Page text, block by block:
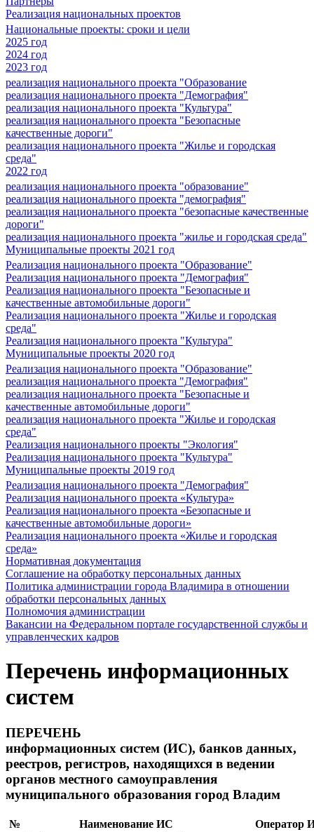
Реализация национальных проектов
Национальные проекты: сроки и цели
2025 год
2024 год
2023 год
реализация национального проекта "Образование
реализация национального проекта "Демография"
реализация национального проекта "Культура"
реализация национального проекта "Безопасные
качественные дороги"
реализация национального проекта "Жилье и городская
среда"
2022 год
реализация национального проекта "образование"
реализация национального проекта "демография"
реализация национального проекта "безопасные качественные
дороги"
реализация национального проекта "жилье и городская среда"
Муниципальные проекты 2021 год
Реализация национального проекта "Образование"
Реализация национального проекта "Демография"
Реализация национального проекта "Безопасные и
качественные автомобильные дороги"
Реализация национального проекта "Жилье и городская
среда"
Реализация национального проекта "Культура"
Муниципальные проекты 2020 год
Реализация национального проекта "Образование"
реализация национального проекта "Демография"
реализация национального проекта "Безопасные и
качественные автомобильные дороги"
реализация национального проекта "Жилье и городская
среда"
Реализация национального проекты "Экология"
Реализация национального проекта "Культура"
Муниципальные проекты 2019 год
Реализация национального проекта "Демография"
Реализация национального проекта «Культура»
Реализация национального проекта «Безопасные и
качественные автомобильные дороги»
Реализация национального проекта «Жилье и городская
среда»
Нормативная документация
Соглашение на обработку персональных данных
Политика администрации города Владимира в отношении
обработки персональных данных
Полномочия администрации
Вакансии на Федеральном портале государственной службы и
управленческих кадров
Перечень информационных
систем
ПЕРЕЧЕНЬ
информационных систем (ИС), банков данных,
реестров, регистров, находящихся в ведении
органов местного самоуправления
муниципального образования город Владим
№ Наименование ИС Оператор